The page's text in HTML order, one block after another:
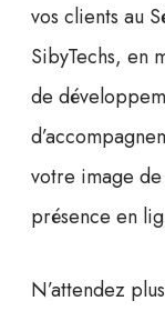
vos clients au
SibyTechs, en
de
d’
votre image
présence en
N’attendez